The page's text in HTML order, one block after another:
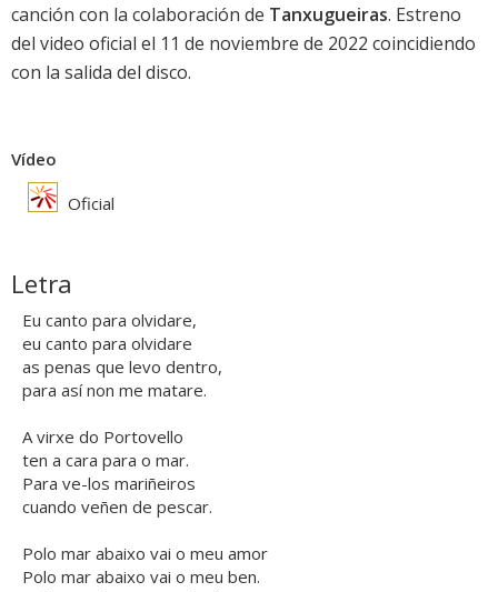
canción con la colaboración de Tanxugueiras. Estreno
del video oficial el 11 de noviembre de 2022 coincidiendo
con la salida del disco.
Vídeo
Oficial
Letra
Eu canto para olvidare,
eu canto para olvidare
as penas que levo dentro,
para así non me matare.
A virxe do Portovello
ten a cara para o mar.
Para ve-los mariñeiros
cuando veñen de pescar.
Polo mar abaixo vai o meu amor
Polo mar abaixo vai o meu ben.